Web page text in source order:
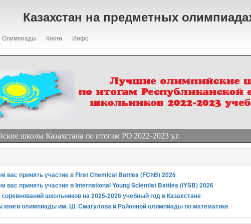
Казахстан на предметных
Олимпиады Книги Инфо
школы Казахстана по итогам РО 2022-2023 у.г.
вас принять участие в First Chemical Battles (FChB) 2026
вас принять участие в International Young Scientist Battles (IYSB) 2026
школьников на 2025-2026 учебный год в Казахстане
книги олимпиады им. Ш. Смагулова и Районной олимпиады по математике